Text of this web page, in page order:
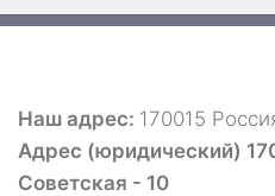
Наш адрес: 170015
Адрес (юридический)
Советская - 10